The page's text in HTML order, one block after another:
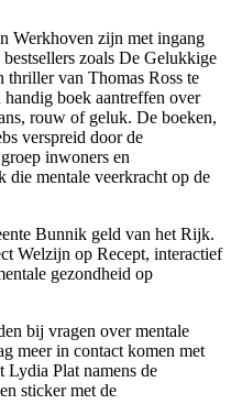
Werkhoven zijn met ingang
zoals De Gelukkige
van Thomas Ross te
boek aantreffen over
rouw of geluk. De boeken,
verspreid door de
inwoners en
die mentale veerkracht op de
Bunnik geld van het Rijk.
Welzijn op Recept, interactief
gezondheid op
bij vragen over mentale
meer in contact komen met
Lydia Plat namens de
sticker met de